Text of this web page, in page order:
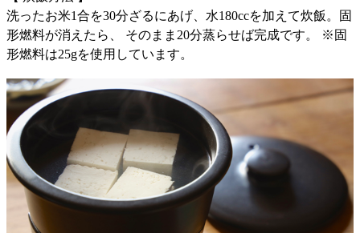
洗ったお米1合を30分ざるにあげ、水180ccを加えて炊飯。固
形燃料が消えたら、 そのまま20分蒸らせば完成です。 ※固
形燃料は25gを使用しています。